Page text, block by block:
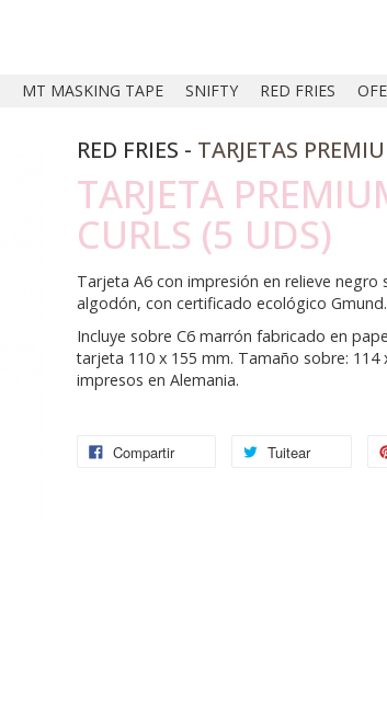
MT MASKING TAPE SNIFTY RED FRIES
RED FRIES - TARJETAS
TARJETA
CURLS (5 UDS)
Tarjeta A6 con impresión en relieve negro
algodón, con certificado ecológico
Incluye sobre C6 marrón fabricado en
tarjeta 110 x 155 mm. Tamaño sobre: 114
impresos en Alemania.
Compartir Tuitear